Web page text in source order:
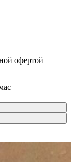
офертой